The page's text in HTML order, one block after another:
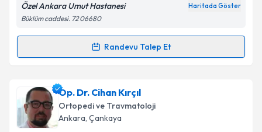
Özel Ankara Umut Hastanesi Haritada Göster
Büklüm caddesi. 72 06680
Randevu Talep Et
Randevu Takvimi Talebi
Op. Dr. Bilgehan Tağrikulu
talebi oluşturun. Size bu uzmandan randevu almanız
için bir takvim hazırlandığında e-posta ile
bilgilendireceğiz.
Op. Dr. Cihan Kırçıl
Ortopedi ve Travmatoloji
Ankara, Çankaya